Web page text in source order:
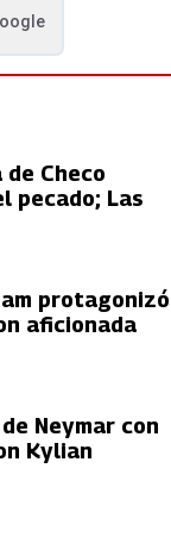
de Checo
pecado; Las
protagonizó
aficionada
Neymar con
Kylian